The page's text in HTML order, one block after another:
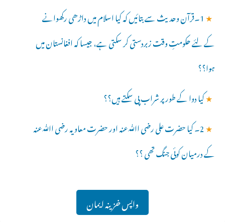
★ 1۔قرآن وحدیث سے بتائیں کہ کیا اسلام میں داڑھی رکھوانے
کے لئے حکومتِ وقت زبردستی کر سکتی ہے، جیسا کہ افغانستان میں
ہوا؟؟
★کیا دوا کے طور پر شراب پی سکتے ہیں؟؟
★ 2۔ کیا حضرت علی رضی اﷲعنہ اور حضرت معاویہ رضی اﷲعنہ
کے درمیان کوئی جنگ تھی ؟؟
واپس خزینہ ایمان